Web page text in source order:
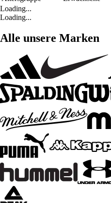
Loading...
Loading...
Alle unsere Marken